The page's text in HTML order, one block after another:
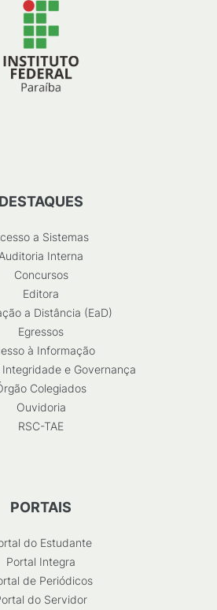
DESTAQUES
a Sistemas
Auditoria Interna
Concursos
Editora
a Distância (EaD)
Egressos
à Informação
e Governança
Colegiados
Ouvidoria
RSC-TAE
PORTAIS
do Estudante
Portal Integra
de Periódicos
do Servidor